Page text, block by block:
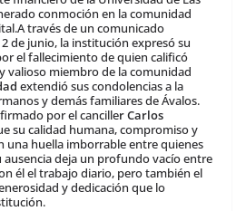
conmoción en la comunidad
través de un comunicado
de junio, la institución expresó su
el fallecimiento de quien calificó
valioso miembro de la comunidad
extendió sus condolencias a la
y demás familiares de Ávalos.
por el canciller Carlos
su calidad humana, compromiso y
una huella imborrable entre quienes
ausencia deja un profundo vacío entre
él el trabajo diario, pero también el
y dedicación que lo